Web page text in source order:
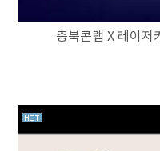
충북콘랩 X 레이저